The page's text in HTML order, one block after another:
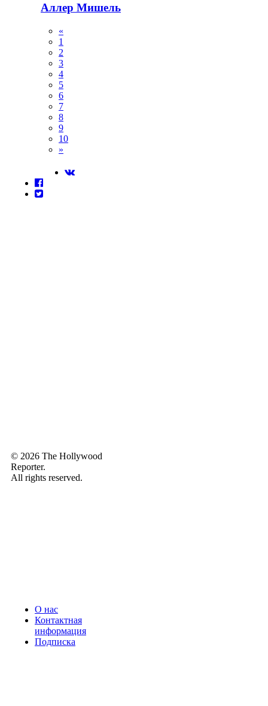
Аллер Мишель
«
1
2
3
4
5
6
7
8
9
10
»
© 2026 The Hollywood
Reporter.
All rights reserved.
О нас
Контактная
информация
Подписка